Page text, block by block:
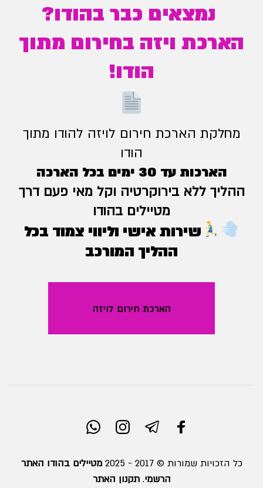
נמצאים כבר בהודו?
הארכת ויזה בחירום מתוך
הודו!
מחלקת הארכת חירום לויזה להודו מתוך
הודו
הארכות עד 30 ימים בכל הארכה
ההליך ללא בירוקרטיה וקל מאי פעם דרך
מטיילים בהודו
שירות אישי וליווי צמוד בכל
ההליך המורכב
הארכת חירום לויזה
כל הזכויות שמורות © 2017 - 2025
מטיילים בהודו האתר
הרשמי.תקנון האתר